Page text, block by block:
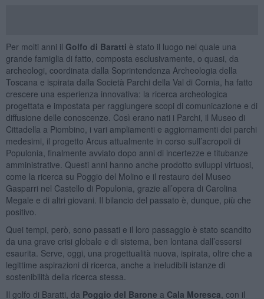
Per molti anni il Golfo di Baratti è stato il luogo nel quale una
grande famiglia di fatto, composta esclusivamente, o quasi, da
archeologi, coordinata dalla Soprintendenza Archeologia della
Toscana e ispirata dalla Società Parchi della Val di Cornia, ha fatto
crescere una esperienza innovativa: la ricerca archeologica
progettata e impostata per raggiungere scopi di comunicazione e di
diffusione delle conoscenze. Così erano nati i Parchi, il Museo di
Cittadella a Piombino, i vari ampliamenti e aggiornamenti dei parchi
medesimi, il progetto Arcus attualmente in corso sull’acropoli di
Populonia, finalmente avviato dopo anni di incertezze e titubanze
amministrative. Questi anni hanno anche prodotto sviluppi virtuosi,
come la ricerca su Poggio del Molino e il restauro del Museo
Gasparri nel Castello di Populonia, grazie all’opera di Carolina
Megale e di altri giovani. Il bilancio del passato è, dunque, più che
positivo.
Quei tempi, però, sono passati e il loro passaggio è stato scandito
da una grave crisi globale e di sistema, ben lontana dall’essersi
esaurita. Serve, oggi, una progettualità nuova, ispirata, oltre che a
legittime aspirazioni di ricerca, anche a ineludibili istanze di
sostenibilità della ricerca stessa.
Il golfo di Baratti, da Poggio del Barone a Cala Moresca , con il